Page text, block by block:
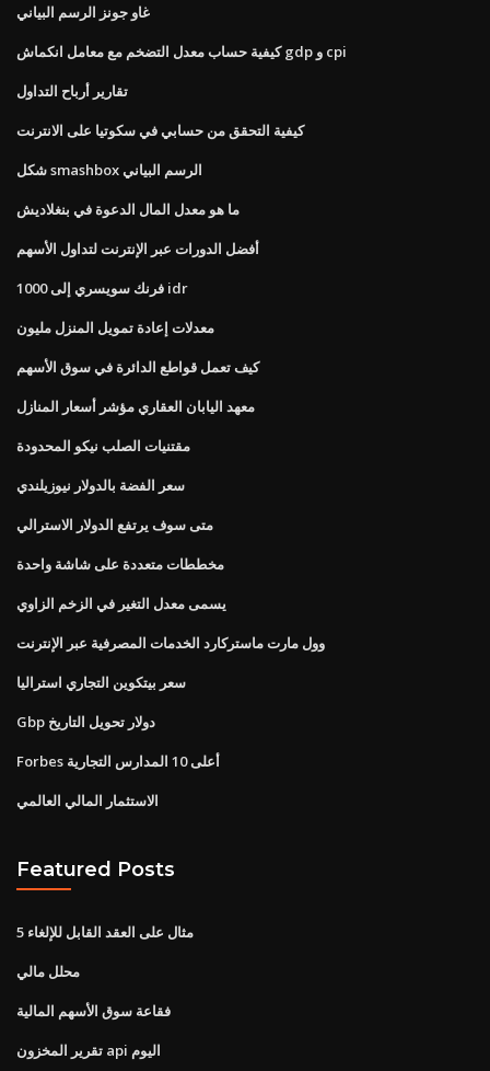
غاو جونز الرسم البياني
كيفية حساب معدل التضخم مع معامل انكماش gdp و cpi
تقارير أرباح التداول
كيفية التحقق من حسابي في سكوتيا على الانترنت
شكل smashbox الرسم البياني
ما هو معدل المال الدعوة في بنغلاديش
أفضل الدورات عبر الإنترنت لتداول الأسهم
1000 فرنك سويسري إلى idr
معدلات إعادة تمويل المنزل مليون
كيف تعمل قواطع الدائرة في سوق الأسهم
معهد اليابان العقاري مؤشر أسعار المنازل
مقتنيات الصلب نيكو المحدودة
سعر الفضة بالدولار نيوزيلندي
متى سوف يرتفع الدولار الاسترالي
مخططات متعددة على شاشة واحدة
يسمى معدل التغير في الزخم الزاوي
وول مارت ماستركارد الخدمات المصرفية عبر الإنترنت
سعر بيتكوين التجاري استراليا
Gbp دولار تحويل التاريخ
Forbes أعلى 10 المدارس التجارية
الاستثمار المالي العالمي
Featured Posts
5 مثال على العقد القابل للإلغاء
محلل مالي
فقاعة سوق الأسهم المالية
تقرير المخزون api اليوم